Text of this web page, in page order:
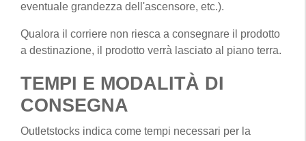
eventuale grandezza dell'ascensore, etc.).
Qualora il corriere non riesca a consegnare il prodotto
a destinazione, il prodotto verrà lasciato al piano terra.
TEMPI E MODALITÀ DI
CONSEGNA
Outletstocks indica come tempi necessari per la